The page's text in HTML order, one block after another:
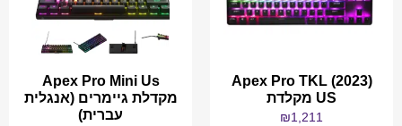
Apex Pro TKL (2023)
US מקלדת
₪1,211
Apex Pro Mini Us
מקדלת גיימרים (אנגלית
עברית)